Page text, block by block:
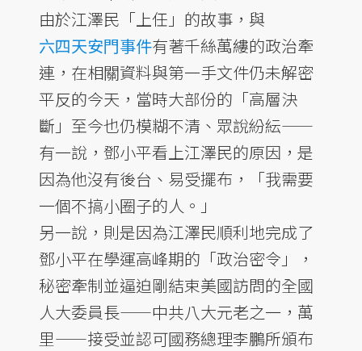
由於江澤民「上任」的故事，與
六四天安門事件有著千絲萬縷的政治牽
連，在相關資料與第一手文件仍未解密
平反的今天，當時大部份的「高層決
斷」至今也仍模糊不清、眾說紛紜——
有一說，鄧小平看上江澤民的原因，是
因為他沒有後台、易受擺布，「我需要
一個不搞小圈子的人。」
另一說，則是因為江澤民順利地完成了
鄧小平在學運高峰期的「政治密令」，
秘密牽制並逼迫剛結束美國訪問的全國
人大委員長——中共八大元老之一，萬
里——接受並認可國務總理李鵬所頒布